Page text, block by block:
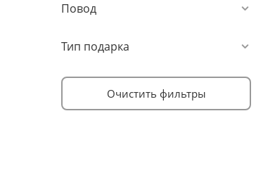
Повод
Тип подарка
Очистить фильтры